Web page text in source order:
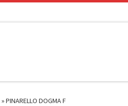
»PINARELLO DOGMA F